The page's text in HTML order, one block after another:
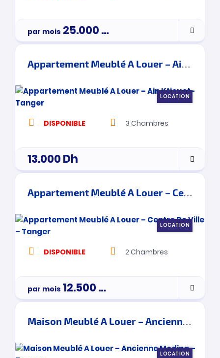
par mois 25.000Dh
Appartement Meublé A Louer – Ain Ktiouet- Tanger
LOCATION
DISPONIBLE 3 Chambres
13.000Dh
Appartement Meublé A Louer – Centre De Ville – Tanger
LOCATION
DISPONIBLE 2Chambres
par mois 12.500Dh
Maison Meublé A Louer – Ancienne Medina – Tanger
LOCATION